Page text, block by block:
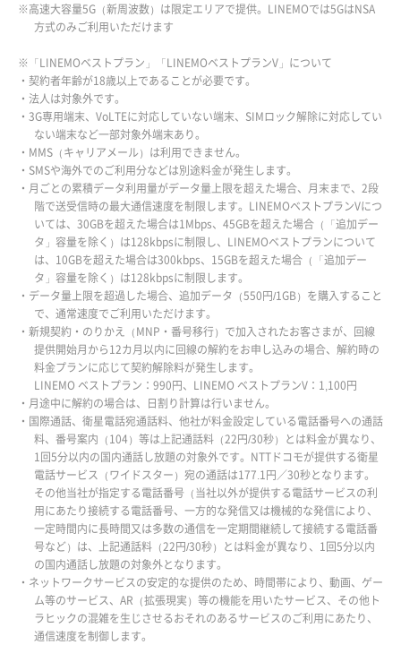
※高速大容量5G（新周波数）は限定エリアで提供。LINEMOでは5GはNSA
方式のみご利用いただけます
※「LINEMOベストプラン」「LINEMOベストプランV」について
・契約者年齢が18歳以上であることが必要です。
・法人は対象外です。
・3G専用端末、VoLTEに対応していない端末、SIMロック解除に対応してい
ない端末など一部対象外端末あり。
・MMS（キャリアメール）は利用できません。
・SMSや海外でのご利用分などは別途料金が発生します。
・月ごとの累積データ利用量がデータ量上限を超えた場合、月末まで、2段
階で送受信時の最大通信速度を制限します。LINEMOベストプランVにつ
いては、30GBを超えた場合は1Mbps、45GBを超えた場合（「追加デー
タ」容量を除く）は128kbpsに制限し、LINEMOベストプランについて
は、10GBを超えた場合は300kbps、15GBを超えた場合（「追加デー
タ」容量を除く）は128kbpsに制限します。
・データ量上限を超過した場合、追加データ（550円/1GB）を購入すること
で、通常速度でご利用いただけます。
・新規契約・のりかえ（MNP・番号移行）で加入されたお客さまが、回線
提供開始月から12カ月以内に回線の解約をお申し込みの場合、解約時の
料金プランに応じて契約解除料が発生します。
LINEMO ベストプラン：990円、LINEMO ベストプランV：1,100円
・月途中に解約の場合は、日割り計算は行いません。
・国際通話、衛星電話宛通話料、他社が料金設定している電話番号への通話
料、番号案内（104）等は上記通話料（22円/30秒）とは料金が異なり、
1回5分以内の国内通話し放題の対象外です。NTTドコモが提供する衛星
電話サービス（ワイドスター）宛の通話は177.1円／30秒となります。
その他当社が指定する電話番号（当社以外が提供する電話サービスの利
用にあたり接続する電話番号、一方的な発信又は機械的な発信により、
一定時間内に長時間又は多数の通信を一定期間継続して接続する電話番
号など）は、上記通話料（22円/30秒）とは料金が異なり、1回5分以内
の国内通話し放題の対象外となります。
・ネットワークサービスの安定的な提供のため、時間帯により、動画、ゲー
ム等のサービス、AR（拡張現実）等の機能を用いたサービス、その他ト
ラヒックの混雑を生じさせるおそれのあるサービスのご利用にあたり、
通信速度を制御します。